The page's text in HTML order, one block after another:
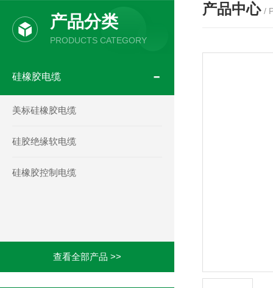
产品分类
PRODUCTS CATEGORY
硅橡胶电缆
美标硅橡胶电缆
硅胶绝缘软电缆
硅橡胶控制电缆
查看全部产品 >>
产品中心 /